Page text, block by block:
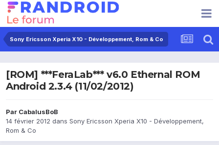
Sony Ericsson Xperia X10 - Développement, Rom & Co
[ROM] ***FeraLab*** v6.0 Ethernal ROM
Android 2.3.4 (11/02/2012)
Par CabalusBoB
14 février 2012 dans Sony Ericsson Xperia X10 - Développement,
Rom & Co